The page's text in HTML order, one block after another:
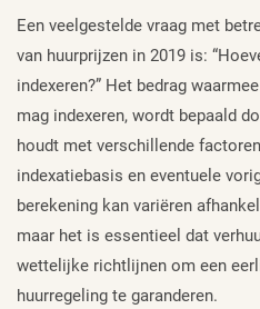
Een veelgestelde vraag met
van huurprijzen in 2019 is:
indexeren?” Het bedrag
mag indexeren, wordt bepaald
houdt met verschillende
indexatiebasis en eventuele
berekening kan variëren
maar het is essentieel dat
wettelijke richtlijnen om een
huurregeling te garanderen.